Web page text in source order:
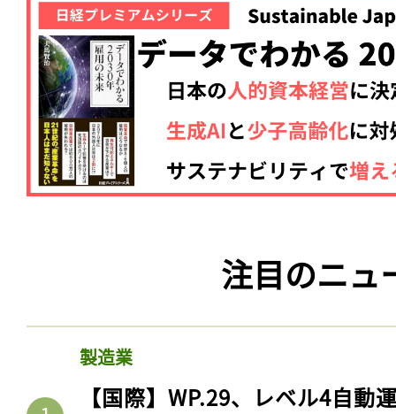
注目のニュ
製造業
【国際】WP.29、レベル4自動
記事をお気に入りに
ログインが必